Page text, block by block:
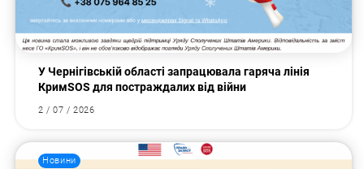
У Чернігівській області запрацювала гаряча лінія
КримSOS для постраждалих від війни
2 / 07 / 2026
Новини